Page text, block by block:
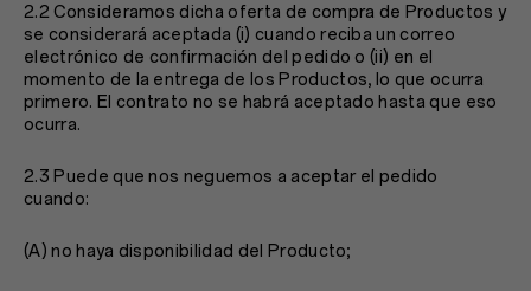
2.2 Consideramos dicha oferta de compra de Productos y
se considerará aceptada (i) cuando reciba un correo
electrónico de confirmación del pedido o (ii) en el
momento de la entrega de los Productos, lo que ocurra
primero. El contrato no se habrá aceptado hasta que eso
ocurra.
2.3 Puede que nos neguemos a aceptar el pedido
cuando:
(A) no haya disponibilidad del Producto;